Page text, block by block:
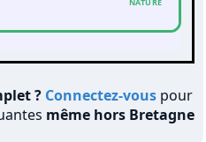
? Connectez-vous pour
même hors Bretagne